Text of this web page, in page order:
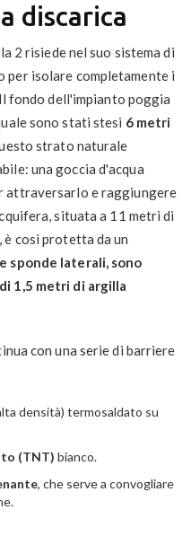
discarica
2 risiede nel suo sistema di
per isolare completamente i
fondo dell'impianto poggia
sono stati stesi 6 metri
strato naturale
una goccia d'acqua
attraversarlo e raggiungere
situata a 11 metri di
così protetta da un
sponde laterali, sono
1,5 metri di argilla
con una serie di barriere
densità) termosaldato su
(TNT) bianco.
, che serve a convogliare